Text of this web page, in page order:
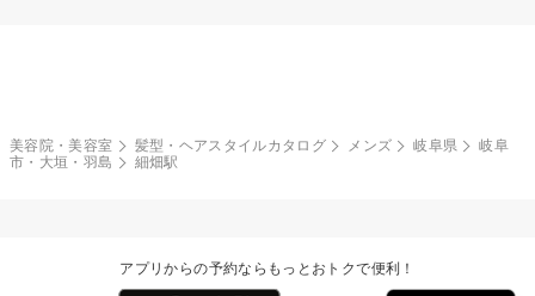
美容院・美容室 髪型・ヘアスタイルカタログ メンズ 岐阜県
岐阜
市・大垣・羽島
細畑駅
アプリからの予約ならもっとおトクで便利！